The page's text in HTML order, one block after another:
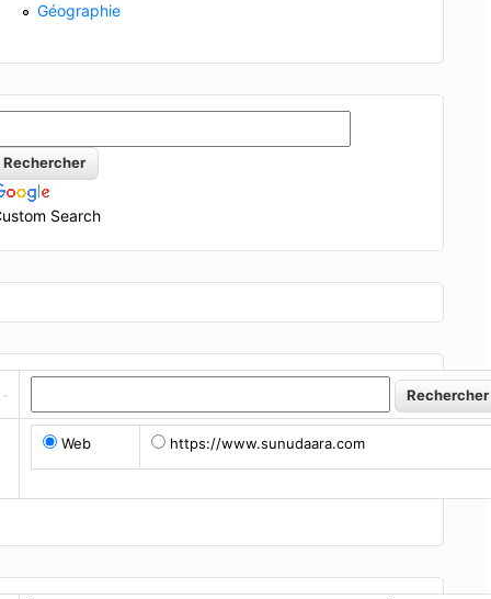
Géographie
Search
Web https://www.sunudaara.com